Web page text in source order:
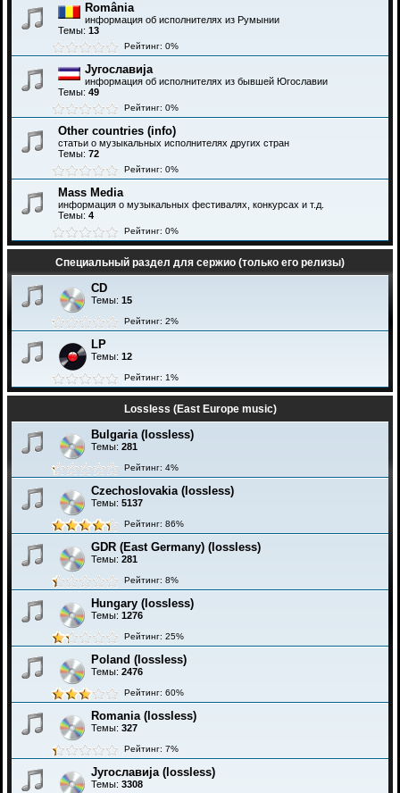
România
информация об исполнителях из Румынии
Темы: 13
Рейтинг: 0%
Југославија
информация об исполнителях из бывшей Югославии
Темы: 49
Рейтинг: 0%
Other countries (info)
статьи о музыкальных исполнителях других стран
Темы: 72
Рейтинг: 0%
Mass Media
информация о музыкальных фестивалях, конкурсах и т.д.
Темы: 4
Рейтинг: 0%
Специальный раздел для сержио (только его релизы)
CD
Темы: 15
Рейтинг: 2%
LP
Темы: 12
Рейтинг: 1%
Lossless (East Europe music)
Bulgaria (lossless)
Темы: 281
Рейтинг: 4%
Czechoslovakia (lossless)
Темы: 5137
Рейтинг: 86%
GDR (East Germany) (lossless)
Темы: 281
Рейтинг: 8%
Hungary (lossless)
Темы: 1276
Рейтинг: 25%
Poland (lossless)
Темы: 2476
Рейтинг: 60%
Romania (lossless)
Темы: 327
Рейтинг: 7%
Југославија (lossless)
Темы: 3308